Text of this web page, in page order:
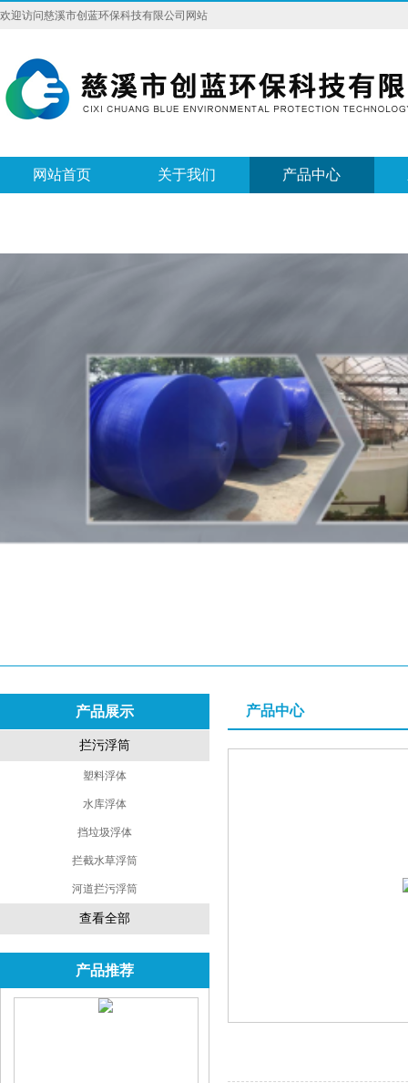
欢迎访问慈溪市创蓝环保科技有限公司网站
网站首页 关于我们 产品中心
产品展示
拦污浮筒
塑料浮体
水库浮体
挡垃圾浮体
拦截水草浮筒
河道拦污浮筒
查看全部
产品推荐
产品中心